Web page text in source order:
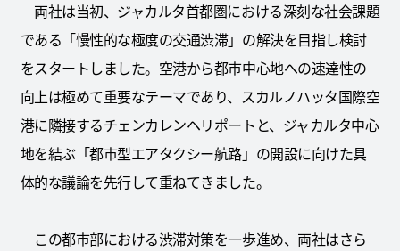
両社は当初、ジャカルタ首都圏における深刻な社会課題
である「慢性的な極度の交通渋滞」の解決を目指し検討
をスタートしました。空港から都市中心地への速達性の
向上は極めて重要なテーマであり、スカルノハッタ国際空
港に隣接するチェンカレンヘリポートと、ジャカルタ中心
地を結ぶ「都市型エアタクシー航路」の開設に向けた具
体的な議論を先行して重ねてきました。
この都市部における渋滞対策を一歩進め、両社はさら